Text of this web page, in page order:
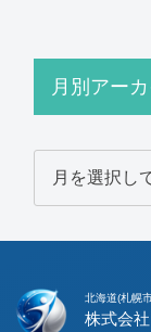
月別アー
北海道(札幌
株式会